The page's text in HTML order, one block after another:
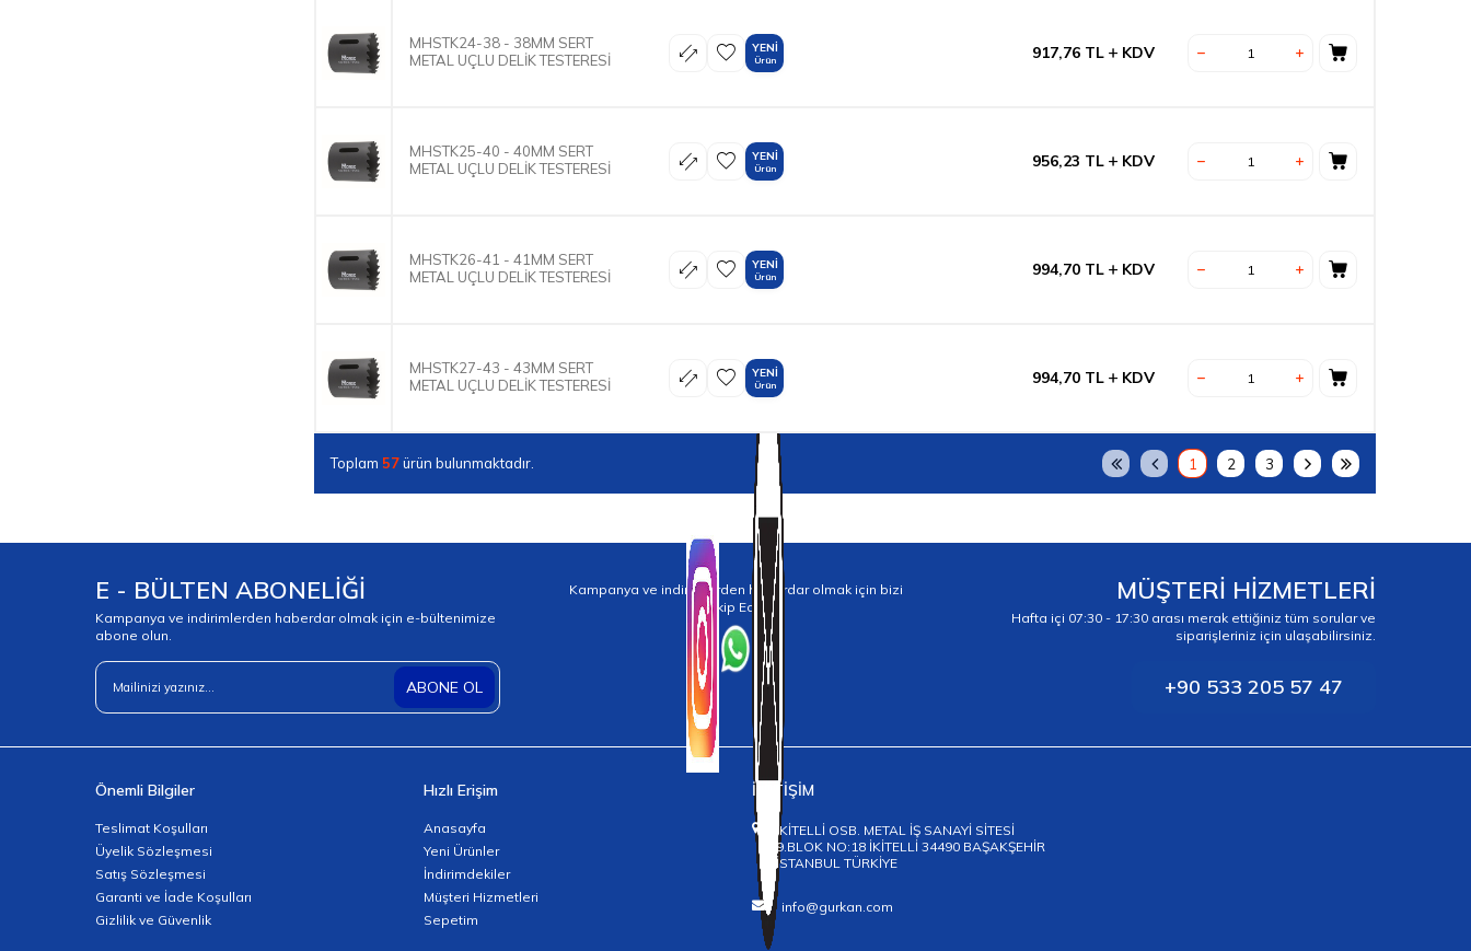
MHSTK24-38 - 38MM SERT
METAL UÇLU DELİK TESTERESİ
YENI
Ürün 917,76 TL KDV
MHSTK25-40 - 40MM SERT
METAL UÇLU DELİK TESTERESİ
YENI
Ürün 956,23 TL KDV
MHSTK26-41 - 41MM SERT
METAL UÇLU DELİK TESTERESİ
YENI
Ürün 994,70 TL KDV
MHSTK27-43 - 43MM SERT
METAL UÇLU DELİK TESTERESİ
YENI
Ürün 994,70 TL KDV
Toplam 57ürün bulunmaktadır. 1 2 3
E - BÜLTEN ABONELİĞİ
Kampanya ve indirimlerden haberdar olmak için e-bültenimize
abone olun.
ABONE OL
Kampanya ve indirimlerden haberdar olmak için bizi
Takip Edin!
MÜŞTERİ HİZMETLERİ
Hafta içi 07:30 - 17:30 arası merak ettiğiniz tüm sorular ve
siparişleriniz için ulaşabilirsiniz.
+90 533 205 57 47
Önemli Bilgiler
Teslimat Koşulları
Üyelik Sözleşmesi
Satış Sözleşmesi
Garanti ve İade Koşulları
Gizlilik ve Güvenlik
Hızlı Erişim
Anasayfa
Yeni Ürünler
İndirimdekiler
Müşteri Hizmetleri
Sepetim
İLETİŞİM
İKİTELLİ OSB. METAL İŞ SANAYİ SİTESİ
9.BLOK NO:18 İKİTELLİ 34490 BAŞAKŞEHİR
İSTANBUL TÜRKİYE
info@gurkan.com